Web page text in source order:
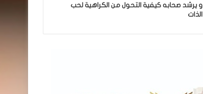
و يرشد صحابه كيفية التحول من الكراهية لحب
الذات